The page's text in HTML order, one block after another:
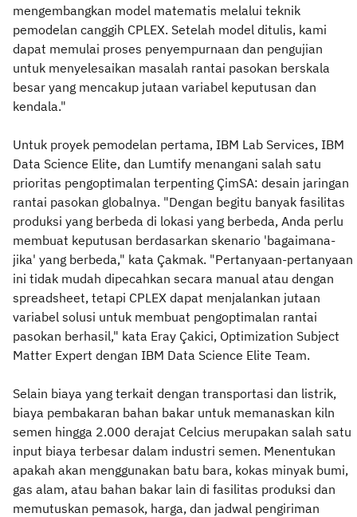
mengembangkan model matematis melalui teknik
pemodelan canggih CPLEX. Setelah model ditulis, kami
dapat memulai proses penyempurnaan dan pengujian
untuk menyelesaikan masalah rantai pasokan berskala
besar yang mencakup jutaan variabel keputusan dan
kendala."
Untuk proyek pemodelan pertama, IBM Lab Services, IBM
Data Science Elite, dan Lumtify menangani salah satu
prioritas pengoptimalan terpenting ÇimSA: desain jaringan
rantai pasokan globalnya. "Dengan begitu banyak fasilitas
produksi yang berbeda di lokasi yang berbeda, Anda perlu
membuat keputusan berdasarkan skenario 'bagaimana-
jika' yang berbeda," kata Çakmak. "Pertanyaan-pertanyaan
ini tidak mudah dipecahkan secara manual atau dengan
spreadsheet, tetapi CPLEX dapat menjalankan jutaan
variabel solusi untuk membuat pengoptimalan rantai
pasokan berhasil," kata Eray Çakici, Optimization Subject
Matter Expert dengan IBM Data Science Elite Team.
Selain biaya yang terkait dengan transportasi dan listrik,
biaya pembakaran bahan bakar untuk memanaskan kiln
semen hingga 2.000 derajat Celcius merupakan salah satu
input biaya terbesar dalam industri semen. Menentukan
apakah akan menggunakan batu bara, kokas minyak bumi,
gas alam, atau bahan bakar lain di fasilitas produksi dan
memutuskan pemasok, harga, dan jadwal pengiriman